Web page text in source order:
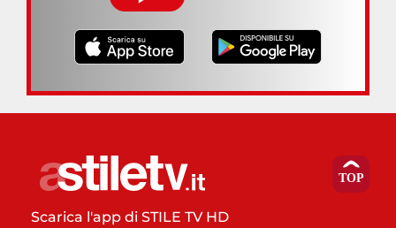
Scarica l'app di STILE TV HD